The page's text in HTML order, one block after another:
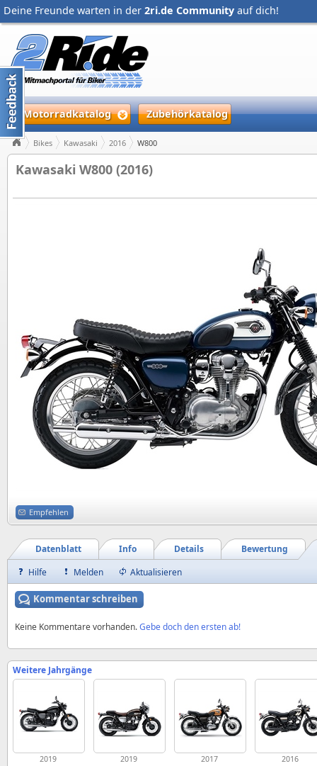
Deine Freunde warten in der 2ri.de Community auf dich!
Motorradkatalog Zubehörkatalog
Bikes Kawasaki 2016 W800
Kawasaki W800 (2016)
Empfehlen
Bewertung
Details
Info
Datenblatt
Hilfe
Melden Aktualisieren
Kommentar schreiben
Keine Kommentare vorhanden.Gebe doch den ersten ab!
Weitere Jahrgänge
2019 2019 2017 2016